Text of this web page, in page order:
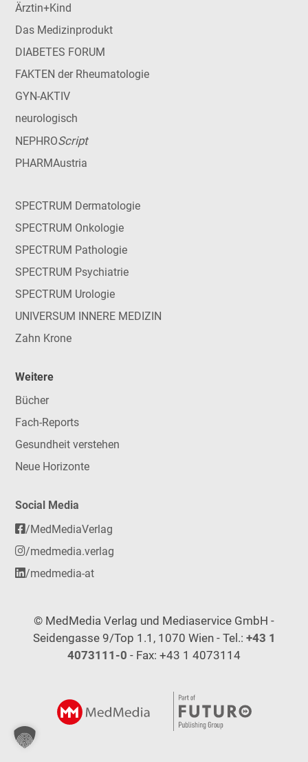
Ärztin+Kind
Das Medizinprodukt
DIABETES FORUM
FAKTEN der Rheumatologie
GYN-AKTIV
neurologisch
NEPHROScript
PHARMAustria
SPECTRUM Dermatologie
SPECTRUM Onkologie
SPECTRUM Pathologie
SPECTRUM Psychiatrie
SPECTRUM Urologie
UNIVERSUM INNERE MEDIZIN
Zahn Krone
Weitere
Bücher
Fach-Reports
Gesundheit verstehen
Neue Horizonte
Social Media
/MedMediaVerlag
/medmedia.verlag
/medmedia-at
© MedMedia Verlag und Mediaservice GmbH -
Seidengasse 9/Top 1.1, 1070 Wien - Tel.: +43 1
4073111-0 - Fax: +43 1 4073114